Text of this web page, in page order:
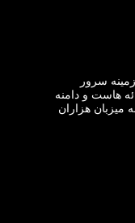
سرور
هاست و دامنه
این لحظه میزبان هزاران